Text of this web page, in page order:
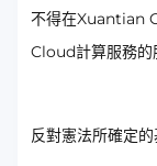
不得在Xuantian
Cloud計算服務的
反對憲法所確定的